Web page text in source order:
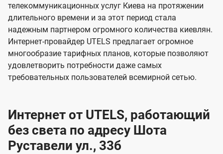
телекоммуникационных услуг Киева на протяжении
длительного времени и за этот период стала
надежным партнером огромного количества киевлян.
Интернет-провайдер UTELS предлагает огромное
многообразие тарифных планов, которые позволяют
удовлетворить потребности даже самых
требовательных пользователей всемирной сетью.
Интернет от UTELS, работающий
без света по адресу Шота
Руставели ул., 33б